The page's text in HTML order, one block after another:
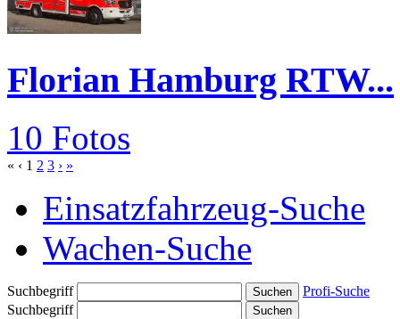
Florian Hamburg RTW...
10 Fotos
« ‹ 1 2 3 › »
Einsatzfahrzeug-Suche
Wachen-Suche
Suchbegriff
Profi-Suche
Suchbegriff